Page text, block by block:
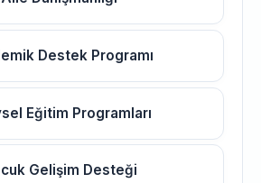
Destek Programı
Eğitim Programları
Gelişim Desteği